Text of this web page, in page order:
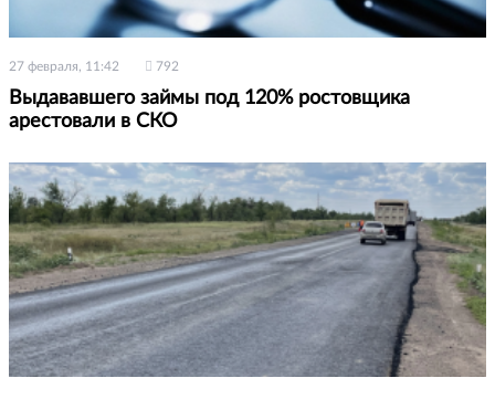
27 февраля, 11:42 792
Выдававшего займы под 120% ростовщика
арестовали в СКО